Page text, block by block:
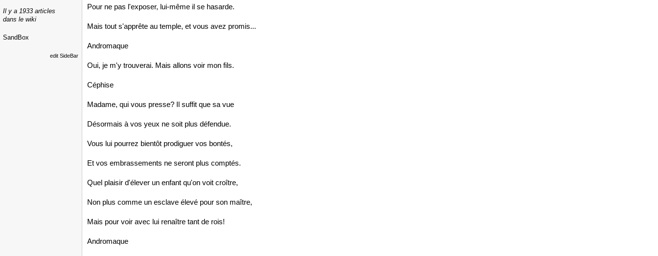
Il y a 1933 articles
dans le wiki
SandBox
edit SideBar
Pour ne pas l'exposer, lui-même il se hasarde.
Mais tout s'apprête au temple, et vous avez promis...
Andromaque
Oui, je m'y trouverai. Mais allons voir mon fils.
Céphise
Madame, qui vous presse? Il suffit que sa vue
Désormais à vos yeux ne soit plus défendue.
Vous lui pourrez bientôt prodiguer vos bontés,
Et vos embrassements ne seront plus comptés.
Quel plaisir d'élever un enfant qu'on voit croître,
Non plus comme un esclave élevé pour son maître,
Mais pour voir avec lui renaître tant de rois!
Andromaque